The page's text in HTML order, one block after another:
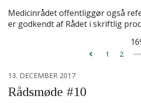
Medicinrådet offentliggør også
er godkendt af Rådet i skriftlig
1 2
13. DECEMBER 2017
Rådsmøde #10